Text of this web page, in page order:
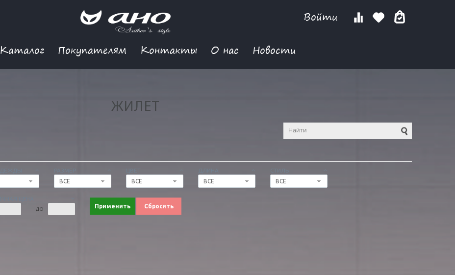
Войти
Каталог Покупателям Контакты О нас Новости
ЖИЛЕТ
ВСЕ
ВСЕ
ВСЕ
СТИЛЬ
ВСЕ
ДО Применить Сбросить